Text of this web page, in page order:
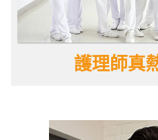
護理師真